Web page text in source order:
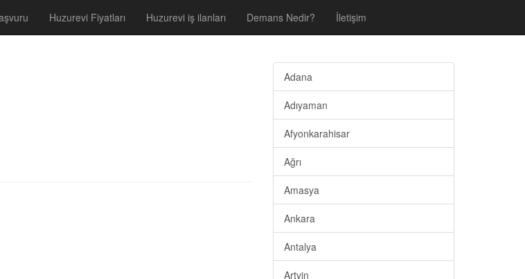
Huzurevi Fiyatları Huzurevi iş ilanları Demans Nedir? İletişim
Adana
Adıyaman
Afyonkarahisar
Ağrı
Amasya
Ankara
Antalya
Artvin